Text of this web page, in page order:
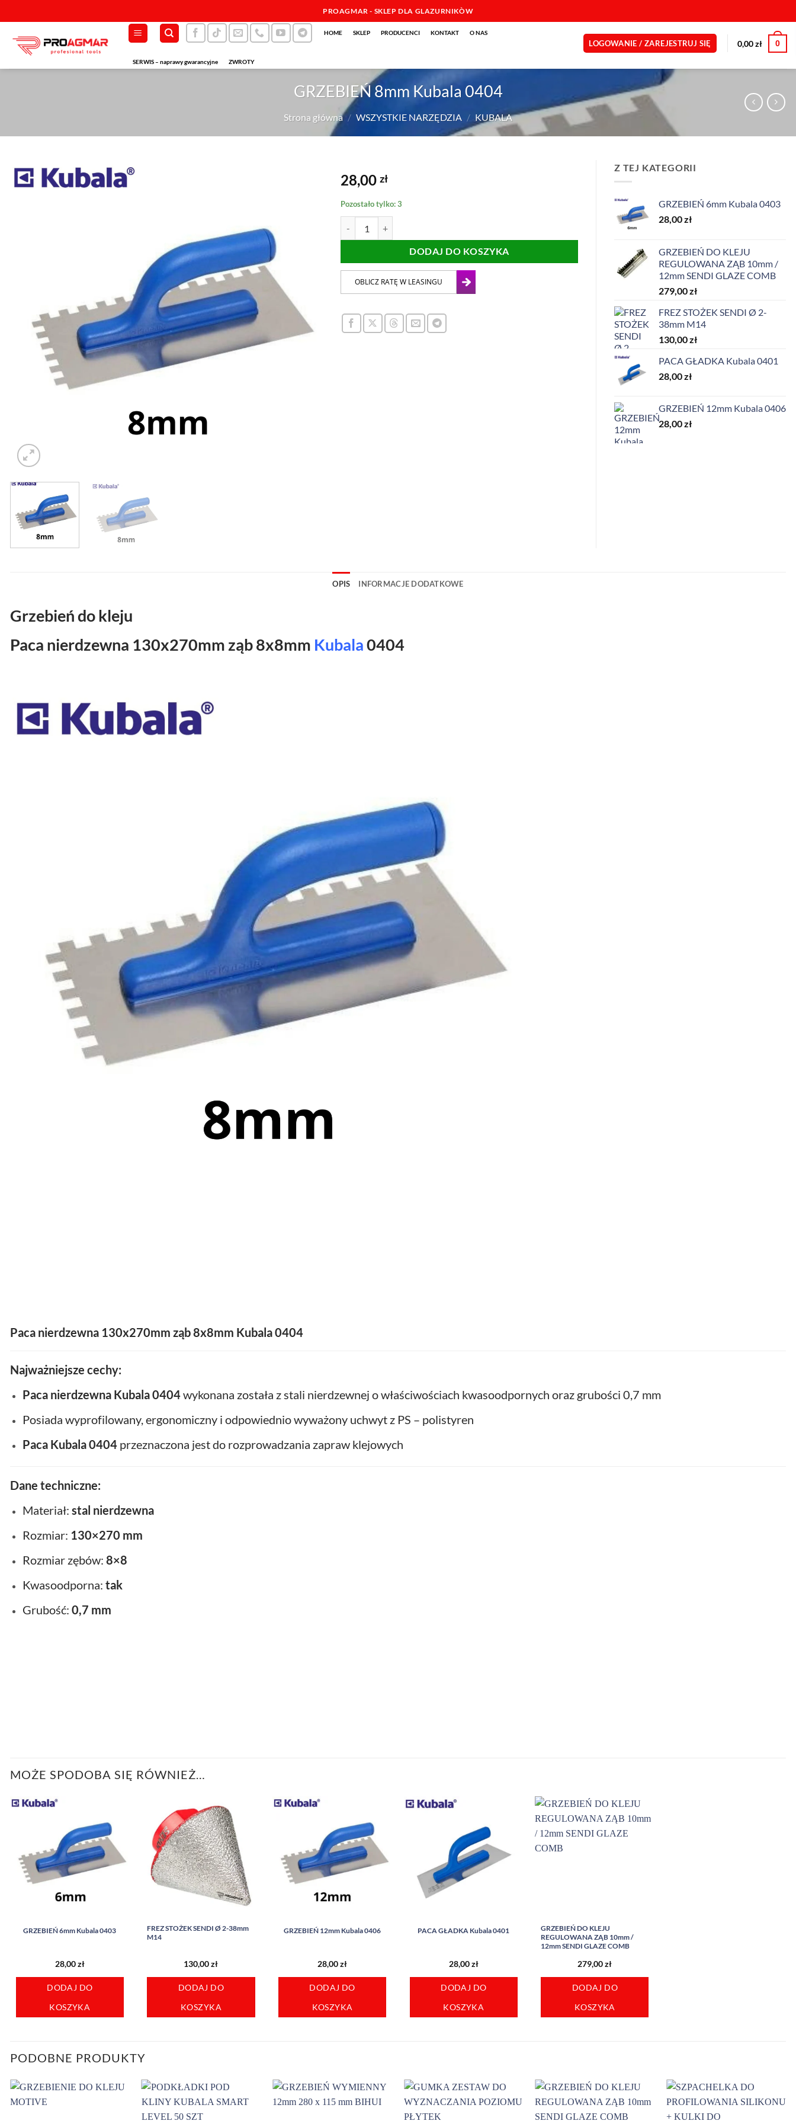
do
zawartości
PROAGMAR - SKLEP DLA GLAZURNIKÒW
HOME SKLEP PRODUCENCI KONTAKT O NAS
SERWIS – naprawy gwarancyjne ZWROTY
LOGOWANIE / ZAREJESTRUJ SIĘ 0,00zł 0
GRZEBIEŃ 8mm Kubala 0404
Strona główna / WSZYSTKIE NARZĘDZIA / KUBALA
28,00zł
Pozostało tylko: 3
DODAJ DO KOSZYKA
Z TEJ KATEGORII
GRZEBIEŃ 6mm Kubala 0403
28,00zł
GRZEBIEŃ DO KLEJU
REGULOWANA ZĄB 10mm /
12mm SENDI GLAZE COMB
279,00zł
FREZ STOŻEK SENDI Ø 2-
38mm M14
130,00zł
PACA GŁADKA Kubala 0401
28,00zł
GRZEBIEŃ 12mm Kubala 0406
28,00zł
OPIS INFORMACJE DODATKOWE
Grzebień do kleju
Paca nierdzewna 130x270mm ząb 8x8mm Kubala0404
Paca nierdzewna 130x270mm ząb 8x8mm Kubala 0404
Najważniejsze cechy:
Paca nierdzewna Kubala 0404wykonana została z stali nierdzewnej o właściwościach kwasoodpornych oraz grubości 0,7 mm
Posiada wyprofilowany, ergonomiczny i odpowiednio wyważony uchwyt z PS – polistyren
Paca Kubala 0404 przeznaczona jest do rozprowadzania zapraw klejowych
Dane techniczne:
Materiał: stal nierdzewna
Rozmiar: 130×270 mm
Rozmiar zębów: 8×8
Kwasoodporna: tak
Grubość: 0,7 mm
MOŻE SPODOBA SIĘ RÓWNIEŻ…
GRZEBIEŃ 6mm Kubala 0403
28,00zł
DODAJ DO
KOSZYKA
FREZ STOŻEK SENDI Ø 2-38mm
M14
130,00zł
DODAJ DO
KOSZYKA
GRZEBIEŃ 12mm Kubala 0406
28,00zł
DODAJ DO
KOSZYKA
PACA GŁADKA Kubala 0401
28,00zł
DODAJ DO
KOSZYKA
GRZEBIEŃ DO KLEJU
REGULOWANA ZĄB 10mm /
12mm SENDI GLAZE COMB
279,00zł
DODAJ DO
KOSZYKA
PODOBNE PRODUKTY